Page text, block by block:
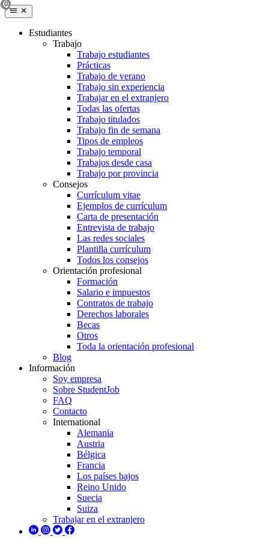
Estudiantes
Trabajo
Trabajo estudiantes
Prácticas
Trabajo de verano
Trabajo sin experiencia
Trabajar en el extranjero
Todas las ofertas
Trabajo titulados
Trabajo fin de semana
Tipos de empleos
Trabajo temporal
Trabajos desde casa
Trabajo por provincia
Consejos
Currículum vitae
Ejemplos de currículum
Carta de presentación
Entrevista de trabajo
Las redes sociales
Plantilla currículum
Todos los consejos
Orientación profesional
Formación
Salario e impuestos
Contratos de trabajo
Derechos laborales
Becas
Otros
Toda la orientación profesional
Blog
Información
Soy empresa
Sobre StudentJob
FAQ
Contacto
International
Alemania
Austria
Bélgica
Francia
Los países bajos
Reino Unido
Suecia
Suiza
Trabajar en el extranjero